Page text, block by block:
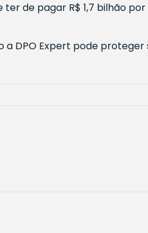
de pagar R$ 1,7 bilhão
a DPO Expert pode proteger